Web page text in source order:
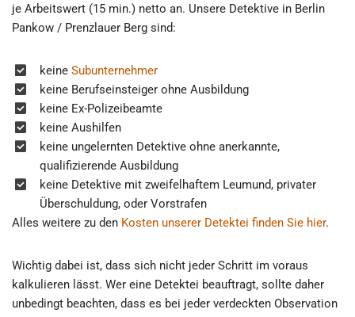
je Arbeitswert (15 min.) netto an. Unsere Detektive in Berlin
Pankow / Prenzlauer Berg sind:
keine Subunternehmer
keine Berufseinsteiger ohne Ausbildung
keine Ex-Polizeibeamte
keine Aushilfen
keine ungelernten Detektive ohne anerkannte,
qualifizierende Ausbildung
keine Detektive mit zweifelhaftem Leumund, privater
Überschuldung, oder Vorstrafen
Alles weitere zu den Kosten unserer Detektei finden Sie hier.
Wichtig dabei ist, dass sich nicht jeder Schritt im voraus
kalkulieren lässt. Wer eine Detektei beauftragt, sollte daher
unbedingt beachten, dass es bei jeder verdeckten Observation